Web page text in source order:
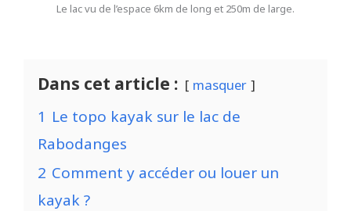
Le lac vu de l’espace 6km de long et 250m de large.
Dans cet article : masquer
1 Le topo kayak sur le lac de
Rabodanges
2 Comment y accéder ou louer un
kayak ?